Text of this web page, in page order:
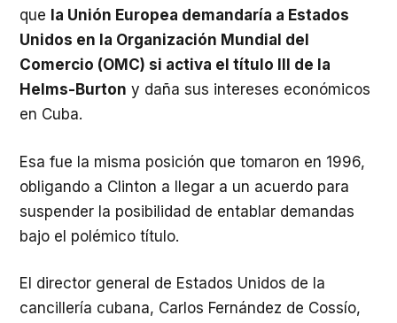
que la Unión Europea demandaría a Estados
Unidos en la Organización Mundial del
Comercio (OMC) si activa el título III de la
Helms-Burton y daña sus intereses económicos
en Cuba.
Esa fue la misma posición que tomaron en 1996,
obligando a Clinton a llegar a un acuerdo para
suspender la posibilidad de entablar demandas
bajo el polémico título.
El director general de Estados Unidos de la
cancillería cubana, Carlos Fernández de Cossío,